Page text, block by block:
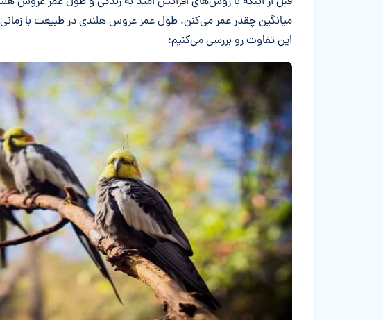
میانگین چقدر عمر می‌کنن. طول عمر عروس هلندی در طبیعت با
این تفاوت رو بررسی می‌کنیم: